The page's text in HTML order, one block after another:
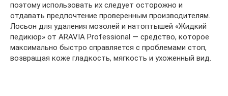
поэтому использовать их следует осторожно и
отдавать предпочтение проверенным производителям.
Лосьон для удаления мозолей и натоптышей «Жидкий
педикюр» от ARAVIA Professional — средство, которое
максимально быстро справляется с проблемами стоп,
возвращая коже гладкость, мягкость и ухоженный вид.